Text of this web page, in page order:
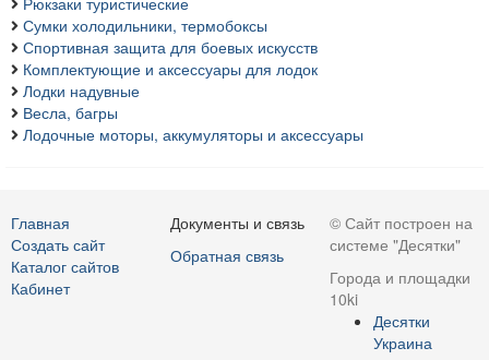
Сумки холодильники, термобоксы
Спортивная защита для боевых искусств
Комплектующие и аксессуары для лодок
Лодки надувные
Весла, багры
Лодочные моторы, аккумуляторы и аксессуары
Главная
Создать сайт
Каталог сайтов
Кабинет
Документы и связь
Обратная связь
© Сайт построен на
системе "Десятки"
Города и площадки
10ki
Десятки
Украина